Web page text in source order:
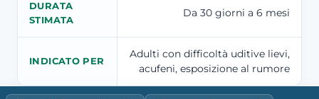
DURATA
STIMATA
Da 30 giorni a 6 mesi
INDICATO PER
Adulti con difficoltà uditive lievi,
acufeni, esposizione al rumore